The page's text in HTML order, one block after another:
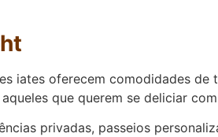
iates oferecem comodidades
que querem se deliciar
privadas, passeios